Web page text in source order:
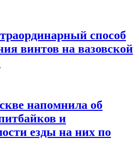
способ
винтов на вазовской
напомнила об
и
езды на них по